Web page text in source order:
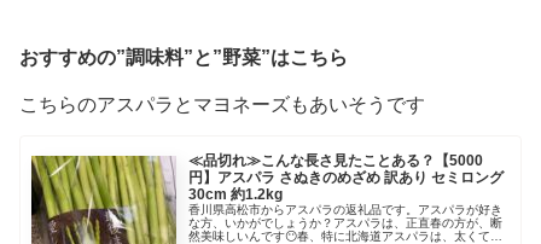
おすすめの”調味料”と”野菜”はこちら
こちらのアスパラとマヨネーズもあいそうです
≪品切れ≫こんな長さ見たことある？【5000
円】アスパラ さぬきのめざめ 訳あり セミロング
30cm 約1.2kg
香川県高松市からアスパラの返礼品です。アスパラが好き
な方、いかがでしょうか？アスパラは、正直春の方が、断
然美味しいんです😶春、特に北海道アスパラは、太くて、